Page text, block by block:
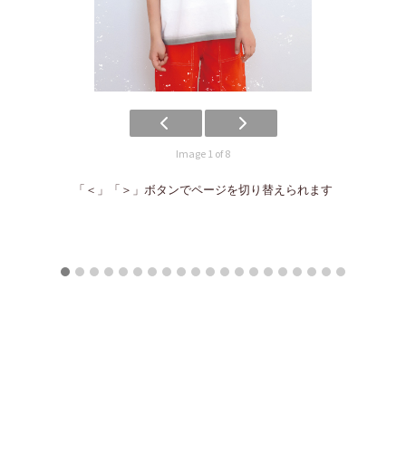
Image 1 of 8
「＜」「＞」ボタンでページを切り替えられます